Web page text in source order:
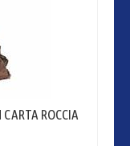
CARTA ROCCIA